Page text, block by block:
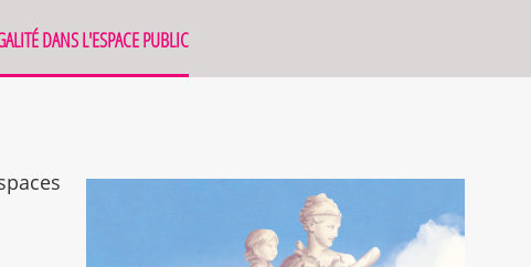
DANS L'ESPACE PUBLIC